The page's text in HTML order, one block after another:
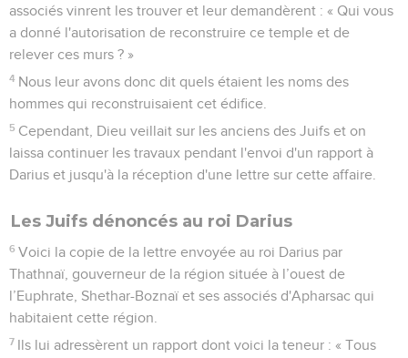
associés vinrent les trouver et leur demandèrent : « Qui vous
a donné l'autorisation de reconstruire ce temple et de
relever ces murs ? »
4 Nous leur avons donc dit quels étaient les noms des
hommes qui reconstruisaient cet édifice.
5 Cependant, Dieu veillait sur les anciens des Juifs et on
laissa continuer les travaux pendant l'envoi d'un rapport à
Darius et jusqu'à la réception d'une lettre sur cette affaire.
Les Juifs dénoncés au roi Darius
6 Voici la copie de la lettre envoyée au roi Darius par
Thathnaï, gouverneur de la région située à l’ouest de
l’Euphrate, Shethar-Boznaï et ses associés d'Apharsac qui
habitaient cette région.
7 Ils lui adressèrent un rapport dont voici la teneur : « Tous